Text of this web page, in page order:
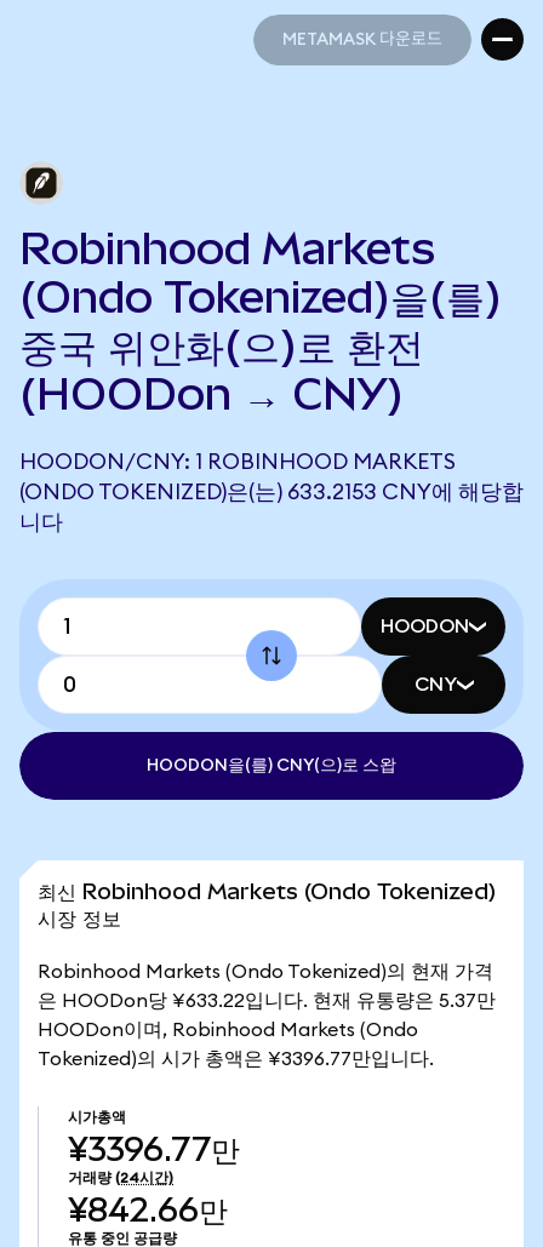
METAMASK 다운로드
Robinhood Markets
(Ondo Tokenized)을(를)
중국 위안화(으)로 환전
(HOODon → CNY)
HOODON/CNY: 1 ROBINHOOD MARKETS
(ONDO TOKENIZED)은(는) 633.2153 CNY에 해당합
니다
HOODON
CNY
HOODON을(를) CNY(으)로 스왑
최신 Robinhood Markets (Ondo Tokenized)
시장 정보
Robinhood Markets (Ondo Tokenized)의 현재 가격
은 HOODon당 ¥633.22입니다. 현재 유통량은 5.37만
HOODon이며, Robinhood Markets (Ondo
Tokenized)의 시가 총액은 ¥3396.77만입니다.
시가총액
¥3396.77만
거래량 (24시간)
¥842.66만
유통 중인 공급량